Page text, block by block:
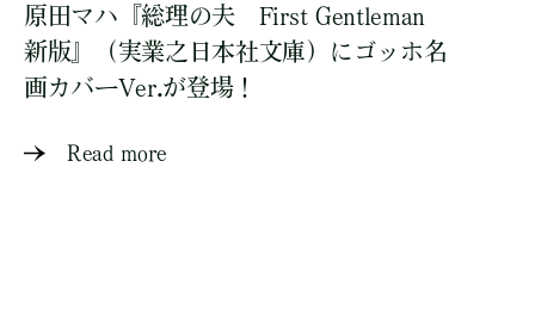
原田マハ『総理の夫 First Gentleman
新版』（実業之日本社文庫）にゴッホ名
画カバーVer.が登場！
Read more